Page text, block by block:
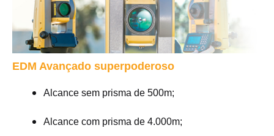
EDM Avançado superpoderoso
Alcance sem prisma de 500m;
Alcance com prisma de 4.000m;